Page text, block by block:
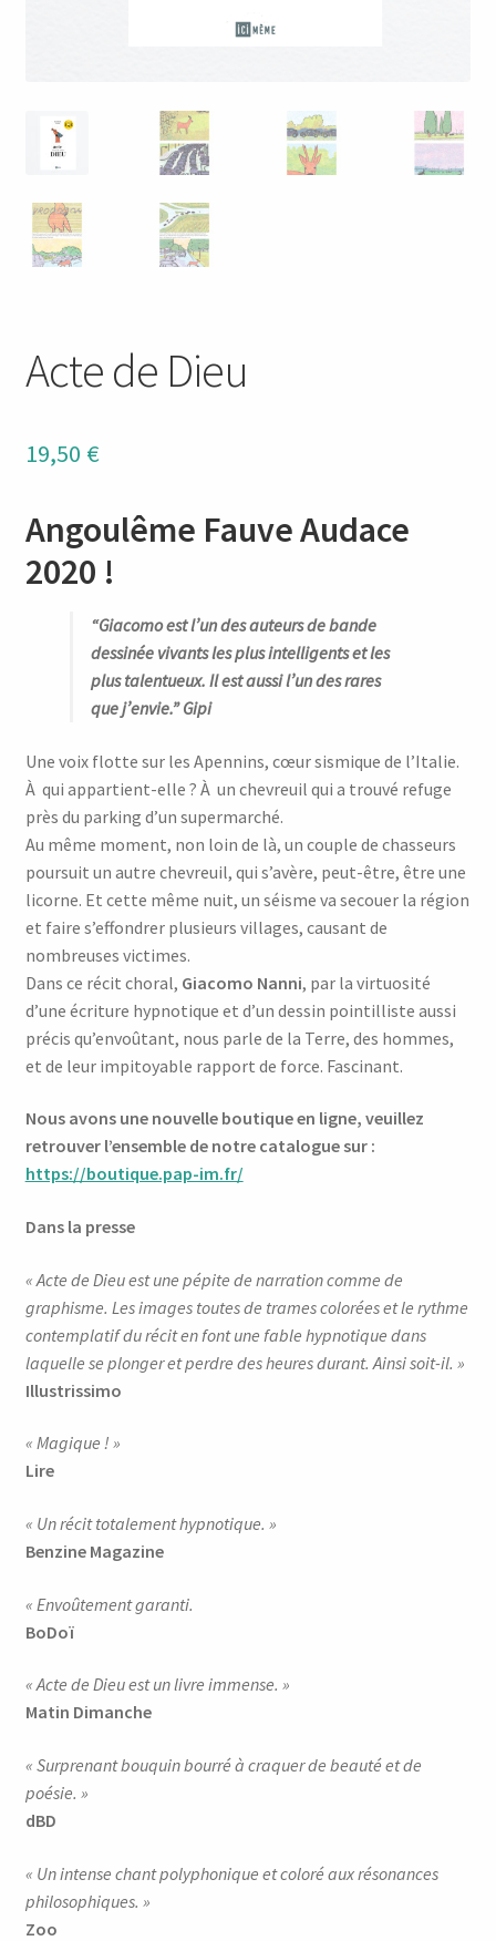
Acte de Dieu
19,50 €
Angoulême Fauve Audace
2020 !
“Giacomo est l’un des auteurs de bande
dessinée vivants les plus intelligents et les
plus talentueux. Il est aussi l’un des rares
que j’envie.” Gipi
Une voix flotte sur les Apennins, cœur sismique de l’Italie.
À qui appartient-elle ? À un chevreuil qui a trouvé refuge
près du parking d’un supermarché.
Au même moment, non loin de là, un couple de chasseurs
poursuit un autre chevreuil, qui s’avère, peut-être, être une
licorne. Et cette même nuit, un séisme va secouer la région
et faire s’effondrer plusieurs villages, causant de
nombreuses victimes.
Dans ce récit choral, Giacomo Nanni, par la virtuosité
d’une écriture hypnotique et d’un dessin pointilliste aussi
précis qu’envoûtant, nous parle de la Terre, des hommes,
et de leur impitoyable rapport de force. Fascinant.
Nous avons une nouvelle boutique en ligne, veuillez
retrouver l’ensemble de notre catalogue sur :
https://boutique.pap-im.fr/
Dans la presse
« Acte de Dieu est une pépite de narration comme de
graphisme. Les images toutes de trames colorées et le rythme
contemplatif du récit en font une fable hypnotique dans
laquelle se plonger et perdre des heures durant. Ainsi soit-il. »
Illustrissimo
« Magique ! »
Lire
« Un récit totalement hypnotique. »
Benzine Magazine
« Envoûtement garanti.
BoDoï
« Acte de Dieu est un livre immense. »
Matin Dimanche
« Surprenant bouquin bourré à craquer de beauté et de
poésie. »
dBD
« Un intense chant polyphonique et coloré aux résonances
philosophiques. »
Zoo